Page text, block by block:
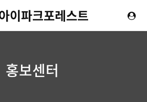
이파크포레스트
홍보센터